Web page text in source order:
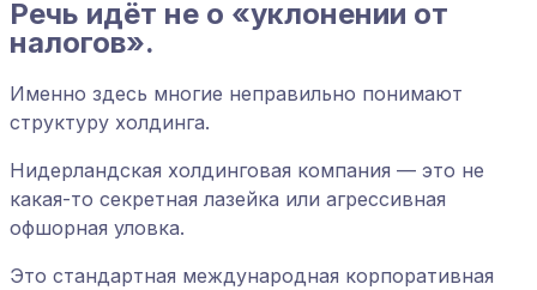
Речь идёт не о «уклонении от
налогов».
Именно здесь многие неправильно понимают
структуру холдинга.
Нидерландская холдинговая компания — это не
какая-то секретная лазейка или агрессивная
офшорная уловка.
Это стандартная международная корпоративная